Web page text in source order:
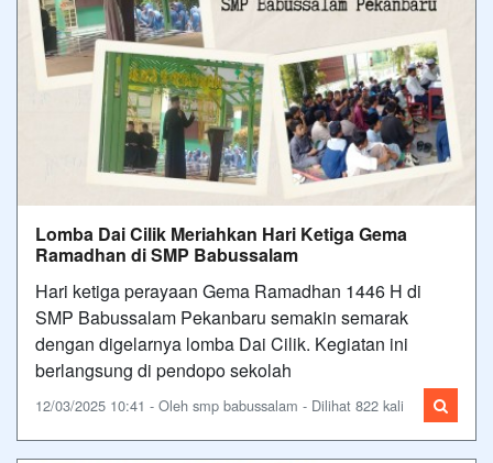
Lomba Dai Cilik Meriahkan Hari Ketiga Gema
Ramadhan di SMP Babussalam
Hari ketiga perayaan Gema Ramadhan 1446 H di
SMP Babussalam Pekanbaru semakin semarak
dengan digelarnya lomba Dai Cilik. Kegiatan ini
berlangsung di pendopo sekolah
12/03/2025 10:41 - Oleh smp babussalam - Dilihat 822 kali